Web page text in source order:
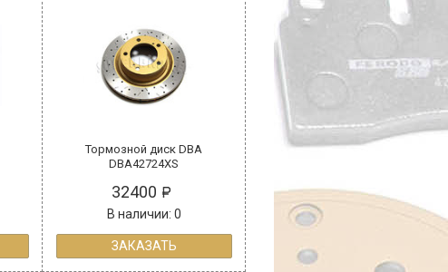
Тормозной диск DBA
DBA42724XS
32400
В наличии: 0
ЗАКАЗАТЬ